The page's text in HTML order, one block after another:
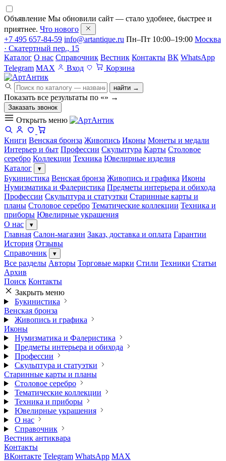
Объявление Мы обновили сайт — стало удобнее, быстрее и
приятнее. Что нового
+7 495 657-84-59 info@artantique.ru Пн–Пт 10:00–19:00 Москва
· Скатертный пер., 15
Каталог О нас Справочник Вестник Контакты ВК WhatsApp
Telegram MAX Вход Корзина
найти →
Показать все результаты по «» →
Заказать звонок
Открыть меню
Книги Венская бронза Живопись Иконы Монеты и медали
Интерьер и быт Профессии Скульптура Карты Столовое
серебро Коллекции Техника Ювелирные изделия
Каталог
▾
Букинистика Венская бронза Живопись и графика Иконы
Нумизматика и Фалеристика Предметы интерьера и обихода
Профессии Скульптура и статуэтки Старинные карты и
планы Столовое серебро Тематические коллекции Техника и
приборы Ювелирные украшения
О нас
▾
Главная Салон-магазин Заказ, доставка и оплата Гарантии
История Отзывы
Справочник
▾
Все разделы Авторы Торговые марки Стили Техники Статьи
Архив
Поиск Контакты
Закрыть меню
Букинистика
Венская бронза
Живопись и графика
Иконы
Нумизматика и Фалеристика
Предметы интерьера и обихода
Профессии
Скульптура и статуэтки
Старинные карты и планы
Столовое серебро
Тематические коллекции
Техника и приборы
Ювелирные украшения
О нас
Справочник
Вестник антиквара
Контакты
ВКонтакте Telegram WhatsApp MAX